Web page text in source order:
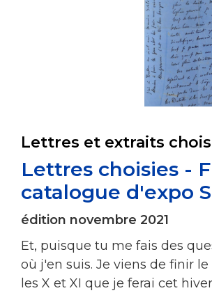
Lettres et extraits
Lettres choisies -
catalogue d'expo
édition novembre 2021
Et, puisque tu me fais des
où j'en suis. Je viens de finir
les X et XI que je ferai cet